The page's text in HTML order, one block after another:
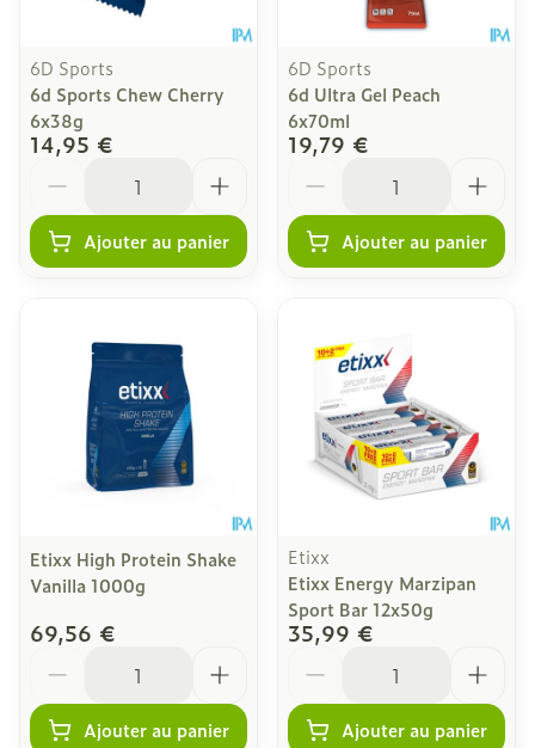
6D Sports
6d Sports Chew Cherry
6x38g
14,95 €
Ajouter au panier
6D Sports
6d Ultra Gel Peach
6x70ml
19,79 €
Ajouter au panier
Etixx High Protein Shake
Vanilla 1000g
69,56 €
Ajouter au panier
Etixx
Etixx Energy Marzipan
Sport Bar 12x50g
35,99 €
Ajouter au panier